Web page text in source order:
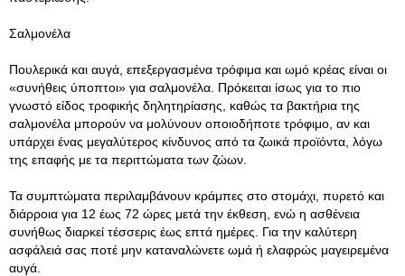
Σαλμονέλα
Πουλερικά και αυγά, επεξεργασμένα τρόφιμα και ωμό κρέας είναι οι
«συνήθεις ύποπτοι» για σαλμονέλα. Πρόκειται ίσως για το πιο
γνωστό είδος τροφικής δηλητηρίασης, καθώς τα βακτήρια της
σαλμονέλα μπορούν να μολύνουν οποιοδήποτε τρόφιμο, αν και
υπάρχει ένας μεγαλύτερος κίνδυνος από τα ζωικά προϊόντα, λόγω
της επαφής με τα περιττώματα των ζώων.
Τα συμπτώματα περιλαμβάνουν κράμπες στο στομάχι, πυρετό και
διάρροια για 12 έως 72 ώρες μετά την έκθεση, ενώ η ασθένεια
συνήθως διαρκεί τέσσερις έως επτά ημέρες. Για την καλύτερη
ασφάλειά σας ποτέ μην καταναλώνετε ωμά ή ελαφρώς μαγειρεμένα
αυγά.